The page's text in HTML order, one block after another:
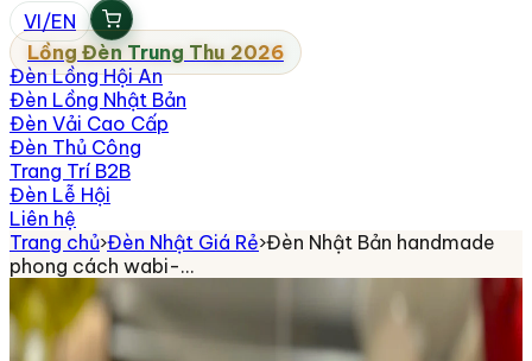
VI/EN
Lồng Đèn Trung Thu 2026
Đèn Lồng Hội An
Đèn Lồng Nhật Bản
Đèn Vải Cao Cấp
Đèn Thủ Công
Trang Trí B2B
Đèn Lễ Hội
Liên hệ
Trang chủ›Đèn Nhật Giá Rẻ›Đèn Nhật Bản handmade
phong cách wabi-…